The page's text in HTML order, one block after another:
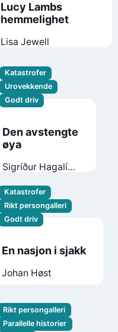
Lucy Lambs
hemmelighet
Lisa Jewell
Katastrofer
Urovekkende
Godt driv
Den avstengte
øya
Sigríður Hagalín
Katastrofer
Rikt persongalleri
Godt driv
En nasjon i sjakk
Johan Høst
Rikt persongalleri
Parallelle historier